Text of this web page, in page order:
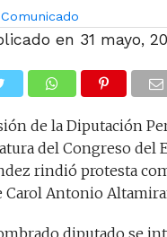
Comunicado
en 31 mayo,
de la Diputación
del Congreso del
rindió protesta
Carol Antonio
diputado se